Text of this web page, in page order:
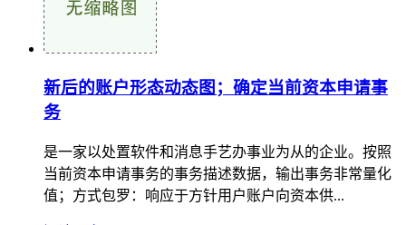
新后的账户形态动态图；确定当前资本申请事
务
是一家以处置软件和消息手艺办事业为从的企业。按照
当前资本申请事务的事务描述数据，输出事务非常量化
值；方式包罗：响应于方针用户账户向资本供...